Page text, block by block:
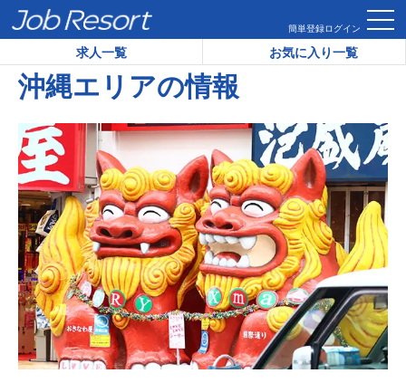
簡単登録ログイン
求人一覧 お気に入り一覧
HOME エリア情報
沖縄エリアの情報